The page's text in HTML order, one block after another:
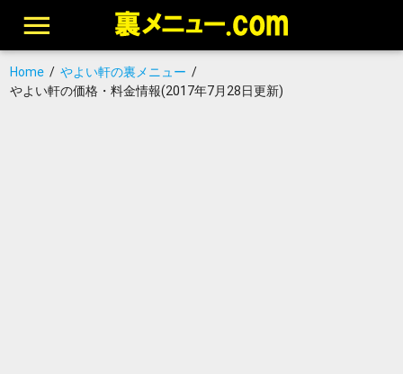
Home/ やよい軒の裏メニュー /
やよい軒の価格・料金情報(2017年7月28日更新)